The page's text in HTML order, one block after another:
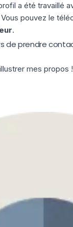
a été travaillé
pouvez le
.
prendre
mes